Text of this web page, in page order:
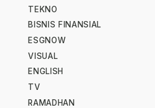
TEKNO
BISNIS FINANSIAL
ESGNOW
VISUAL
ENGLISH
TV
RAMADHAN